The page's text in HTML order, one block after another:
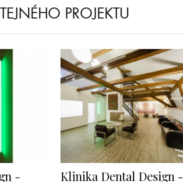
PROJEKTU
- Klinika Dental Design -